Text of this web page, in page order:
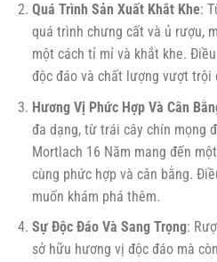
Quá Trình Sản Xuất Khắt Khe:
quá trình chưng cất và ủ rượu,
một cách tỉ mỉ và khắt khe.
độc đáo và chất lượng vượt trội
Hương Vị Phức Hợp Và Cân
đa dạng, từ trái cây chín mọng
Mortlach 16 Năm mang đến
cùng phức hợp và cân bằng.
muốn khám phá thêm.
Sự Độc Đáo Và Sang Trọng:
sở hữu hương vị độc đáo mà